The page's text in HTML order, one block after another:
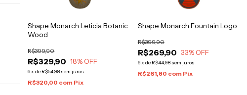
Shape Monarch Leticia Botanic
Wood
R$329,90
R$399,90
18% OFF
6xde R$54,98 sem juros
R$320,00 com Pix
Shape Monarch Fountain Logo
R$269,90
R$399,90
33% OFF
6x de R$44,98 sem juros
R$261,80 com Pix